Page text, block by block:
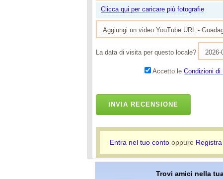
Clicca qui per caricare più fotografie
La data di visita per questo locale?
Accetto le Condizioni di
INVIA RECENSIONE
Entra nel tuo contooppure Registra
Trovi amici nella